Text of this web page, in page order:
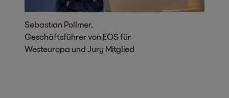
Sebastian Pollmer,
Geschäftsführer von EOS für
Westeuropa und Jury Mitglied